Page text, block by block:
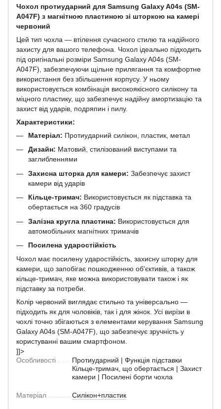
Чохол протиударний для Samsung Galaxy A04s (SM-
A047F) з магнітною пластиною зі шторкою на камері
червоний
Цей тип чохла — втілення сучасного стилю та надійного
захисту для вашого телефона. Чохол ідеально підходить
під оригінальні розміри Samsung Galaxy A04s (SM-
A047F), забезпечуючи щільне прилягання та комфортне
використання без збільшення корпусу. У ньому
використовується комбінація високоякісного силікону та
міцного пластику, що забезпечує надійну амортизацію та
захист від ударів, подряпин і пилу.
Характеристики:
Матеріал: Протиударний силікон, пластик, метал
Дизайн: Матовий, стилізований виступами та
заглибленнями
Захисна шторка для камери: Забезпечує захист
камери від ударів
Кільце-тримач: Використовується як підставка та
обертається на 360 градусів
Залізна кругла пластина: Використовується для
автомобільних магнітних тримачів
Посилена ударостійкість
Чохол має посилену ударостійкість, захисну шторку для
камери, що запобігає пошкодженню об'єктивів, а також
кільце-тримач, яке можна використовувати також і як
підставку за потреби.
Колір червоний виглядає стильно та універсально —
підходить як для чоловіків, так і для жінок. Усі вирізи в
чохлі точно збігаються з елементами керування Samsung
Galaxy A04s (SM-A047F), що забезпечує зручність у
користуванні вашим смартфоном.
]]>
Особливості
Протиударний | Функція підставки
Кільце-тримач, що обертається | Захист
камери | Посилені борти чохла
Матеріал Силікон+пластик